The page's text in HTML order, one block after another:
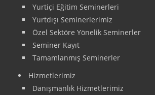
Yurtiçi Eğitim Seminerleri
Yurtdışı Seminerlerimiz
Özel Sektöre Yönelik Seminerler
Seminer Kayıt
Tamamlanmış Seminerler
Hizmetlerimiz
Danışmanlık Hizmetlerimiz